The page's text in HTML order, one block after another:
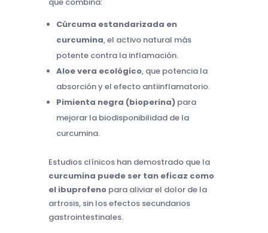
Cúrcuma estandarizada en
curcumina, el activo natural más
potente contra la inflamación.
Aloe vera ecológico, que potencia la
absorción y el efecto antiinflamatorio.
Pimienta negra (bioperina)para
mejorar la biodisponibilidad de la
curcumina.
Estudios clínicos han demostrado que la
curcumina puede ser tan eficaz como
el ibuprofenopara aliviar el dolor de la
artrosis, sin los efectos secundarios
gastrointestinales.